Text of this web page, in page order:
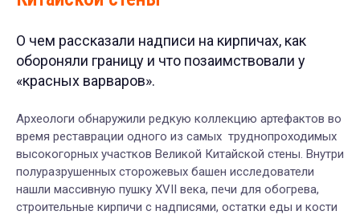
О чем рассказали надписи на кирпичах, как
обороняли границу и что позаимствовали у
«красных варваров».
Археологи обнаружили редкую коллекцию артефактов во
время реставрации одного из самых труднопроходимых
высокогорных участков Великой Китайской стены. Внутри
полуразрушенных сторожевых башен исследователи
нашли массивную пушку XVII века, печи для обогрева,
строительные кирпичи с надписями, остатки еды и кости